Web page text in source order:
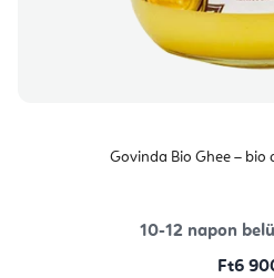
Govinda Bio Ghee – bio
10-12 napon
Ft6